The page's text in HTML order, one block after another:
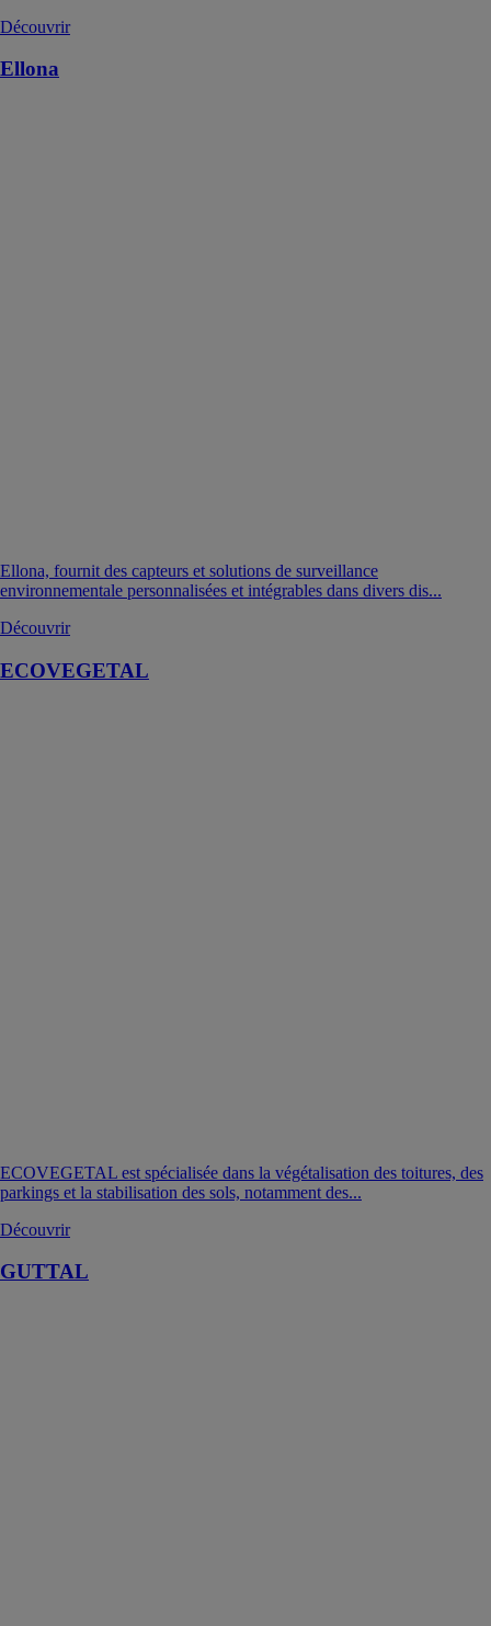
Découvrir
Ellona
Ellona, fournit des capteurs et solutions de surveillance
environnementale personnalisées et intégrables dans divers dis...
Découvrir
ECOVEGETAL
ECOVEGETAL est spécialisée dans la végétalisation des toitures, des
parkings et la stabilisation des sols, notamment des...
Découvrir
GUTTAL